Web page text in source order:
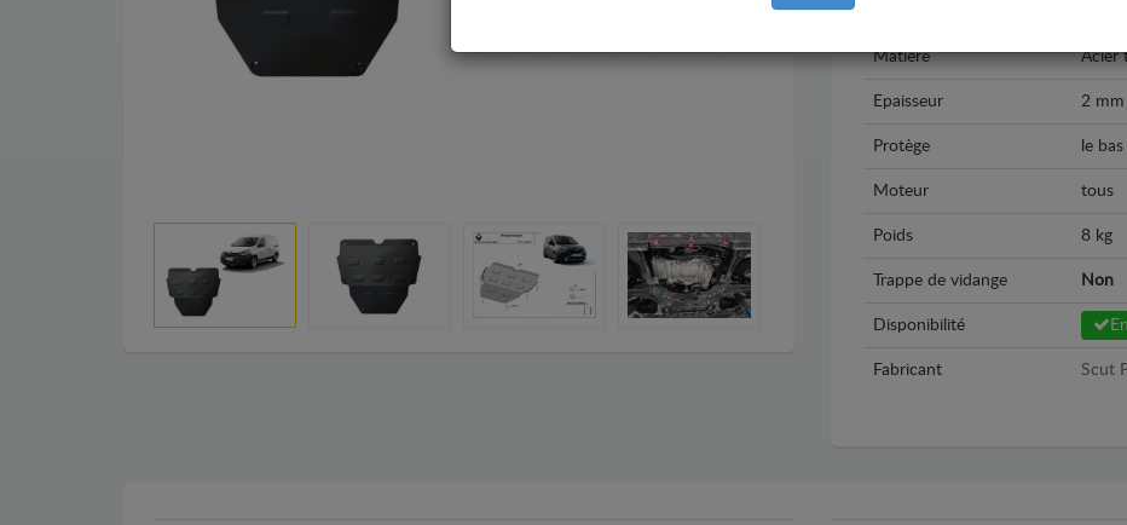
Matière Acier
Epaisseur 2 mm
Protège le
Moteur tous
Poids 8 kg
Trappe de vidange Non
Disponibilité
Fabricant Scut